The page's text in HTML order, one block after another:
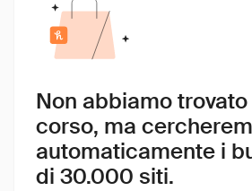
Non abbiamo
corso, ma
automaticamente i
di 30.000 siti.